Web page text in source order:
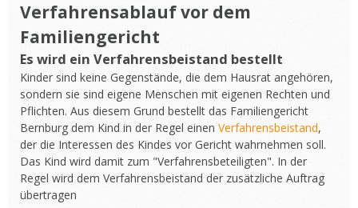
Verfahrensablauf vor dem
Familiengericht
Es wird ein Verfahrensbeistand bestellt
Kinder sind keine Gegenstände, die dem Hausrat angehören,
sondern sie sind eigene Menschen mit eigenen Rechten und
Pflichten. Aus diesem Grund bestellt das Familiengericht
Bernburg dem Kind in der Regel einen Verfahrensbeistand,
der die Interessen des Kindes vor Gericht wahrnehmen soll.
Das Kind wird damit zum "Verfahrensbeteiligten". In der
Regel wird dem Verfahrensbeistand der zusätzliche Auftrag
übertragen